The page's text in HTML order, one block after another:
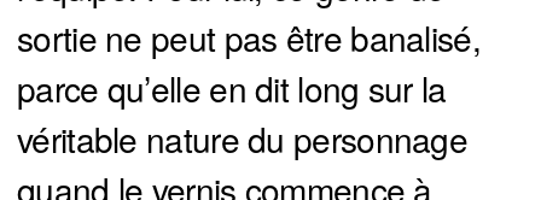
sortie ne peut pas être banalisé,
parce qu’elle en dit long sur la
véritable nature du personnage
quand le vernis commence à